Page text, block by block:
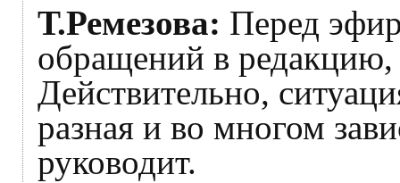
Т.Ремезова: Перед
обращений в редакцию,
Действительно,
разная и во многом
руководит.